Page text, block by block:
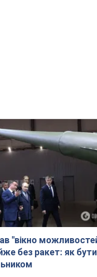
"вікно
без ракет: як бути